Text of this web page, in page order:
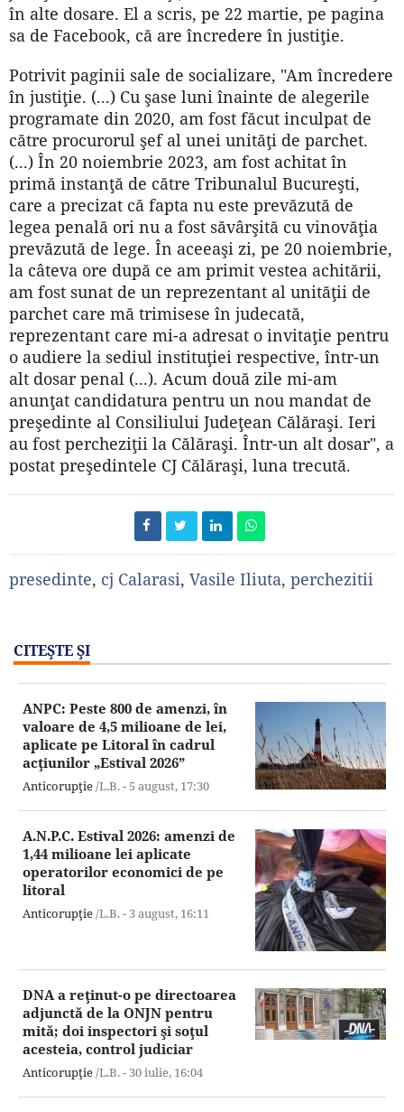
în alte dosare. El a scris, pe 22 martie, pe pagina
sa de Facebook, că are încredere în justiţie.
Potrivit paginii sale de socializare, "Am încredere
în justiţie. (...) Cu şase luni înainte de alegerile
programate din 2020, am fost făcut inculpat de
către procurorul şef al unei unităţi de parchet.
(...) În 20 noiembrie 2023, am fost achitat în
primă instanţă de către Tribunalul Bucureşti,
care a precizat că fapta nu este prevăzută de
legea penală ori nu a fost săvârşită cu vinovăţia
prevăzută de lege. În aceeaşi zi, pe 20 noiembrie,
la câteva ore după ce am primit vestea achitării,
am fost sunat de un reprezentant al unităţii de
parchet care mă trimisese în judecată,
reprezentant care mi-a adresat o invitaţie pentru
o audiere la sediul instituţiei respective, într-un
alt dosar penal (...). Acum două zile mi-am
anunţat candidatura pentru un nou mandat de
preşedinte al Consiliului Judeţean Călăraşi. Ieri
au fost percheziţii la Călăraşi. Într-un alt dosar", a
postat preşedintele CJ Călăraşi, luna trecută.
presedinte, cj Calarasi, Vasile Iliuta, perchezitii
CITEŞTE ŞI
ANPC: Peste 800 de amenzi, în
valoare de 4,5 milioane de lei,
aplicate pe Litoral în cadrul
acţiunilor „Estival 2026”
Anticorupţie/L.B. - 5 august, 17:30
A.N.P.C. Estival 2026: amenzi de
1,44 milioane lei aplicate
operatorilor economici de pe
litoral
Anticorupţie/L.B. - 3 august, 16:11
DNA a reţinut-o pe directoarea
adjunctă de la ONJN pentru
mită; doi inspectori şi soţul
acesteia, control judiciar
Anticorupţie/L.B. - 30 iulie, 16:04